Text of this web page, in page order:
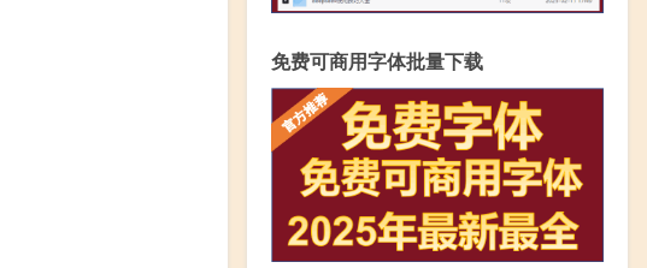
免费可商用字体批量下载